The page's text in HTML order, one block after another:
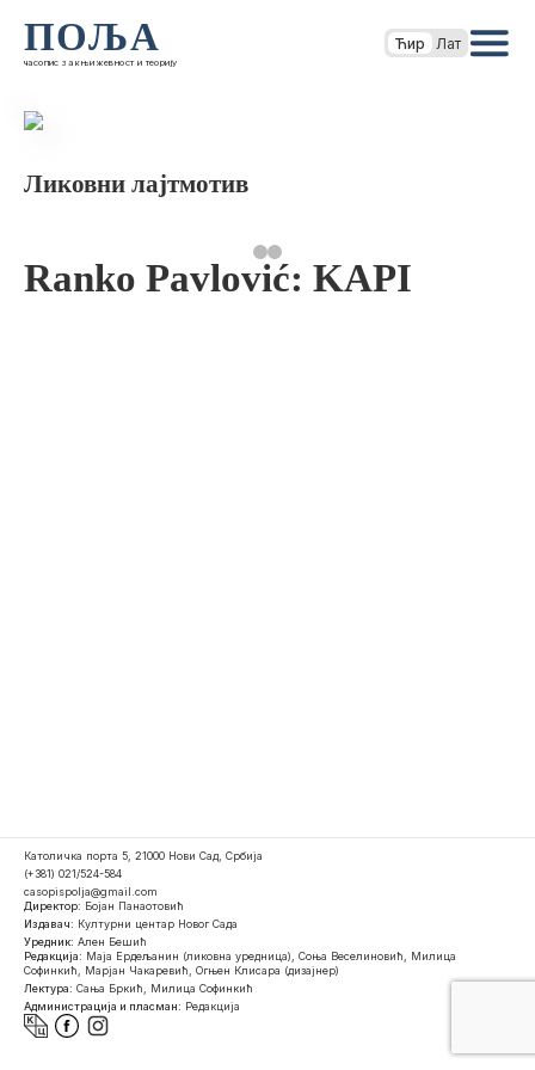
ПОЉА
часопис за књижевност и теорију
Ћир Лат
Ликовни лајтмотив
Ranko Pavlović: KAPI
Католичка порта 5, 21000 Нови Сад, Србија
(+381) 021/524-584
casopispolja@gmail.com
Директор: Бојан Панаотовић
Издавач: Културни центар Новог Сада
Уредник: Ален Бешић
Редакција: Маја Ердељанин (ликовна уредница), Соња Веселиновић, Милица
Софинкић, Марјан Чакаревић, Огњен Клисара (дизајнер)
Лектура: Сања Бркић, Милица Софинкић
Администрација и пласман: Редакција